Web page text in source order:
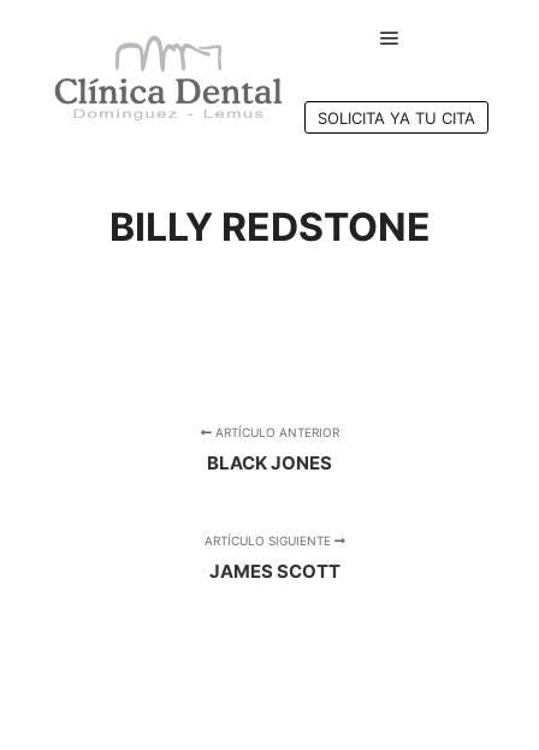
SOLICITA YA TU CITA
BILLY REDSTONE
ARTÍCULO ANTERIOR
BLACK JONES
ARTÍCULO SIGUIENTE
JAMES SCOTT